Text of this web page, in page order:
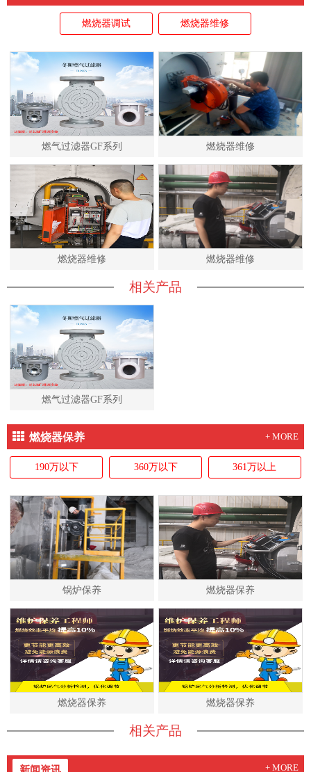
燃烧器调试 燃烧器维修
燃气过滤器GF系列 燃烧器维修
燃烧器维修 燃烧器维修
相关产品
燃气过滤器GF系列
燃烧器保养 + MORE
190万以下 360万以下 361万以上
锅炉保养 燃烧器保养
燃烧器保养 燃烧器保养
相关产品
新闻资讯 + MORE